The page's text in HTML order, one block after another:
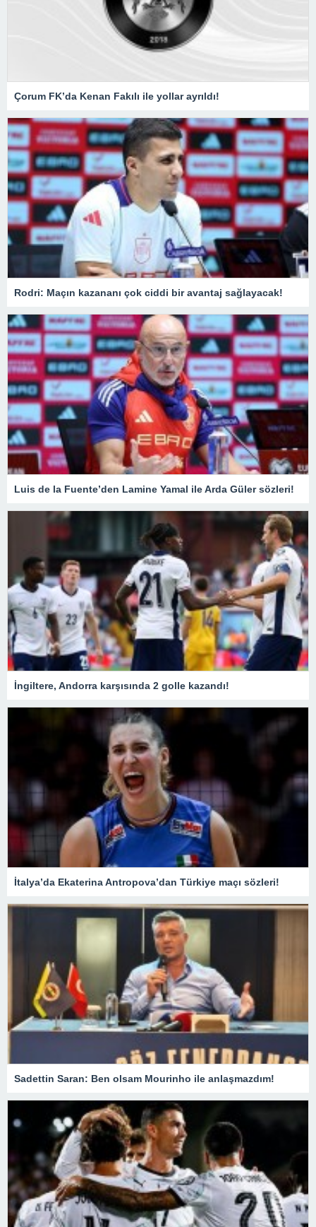
Çorum FK’da Kenan Fakılı ile yollar ayrıldı!
Rodri: Maçın kazananı çok ciddi bir avantaj sağlayacak!
Luis de la Fuente’den Lamine Yamal ile Arda Güler sözleri!
İngiltere, Andorra karşısında 2 golle kazandı!
İtalya’da Ekaterina Antropova’dan Türkiye maçı sözleri!
Sadettin Saran: Ben olsam Mourinho ile anlaşmazdım!